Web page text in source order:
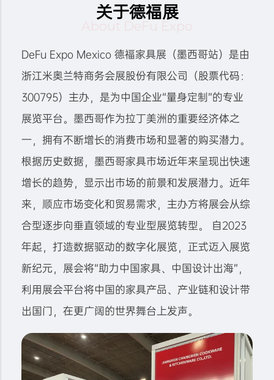
关于德福展
About DeFu Expo
DeFu Expo Mexico 德福家具展（墨西哥站）是由
浙江米奥兰特商务会展股份有限公司（股票代码：
300795）主办，是为中国企业“量身定制”的专业
展览平台。墨西哥作为拉丁美洲的重要经济体之
一，拥有不断增长的消费市场和显著的购买潜力。
根据历史数据，墨西哥家具市场近年来呈现出快速
增长的趋势，显示出市场的前景和发展潜力。近年
来，顺应市场变化和贸易需求，主办方将展会从综
合型逐步向垂直领域的专业型展览转型。 自2023
年起，打造数据驱动的数字化展览，正式迈入展览
新纪元，展会将“助力中国家具、中国设计出海”，
利用展会平台将中国的家具产品、产业链和设计带
出国门，在更广阔的世界舞台上发声。